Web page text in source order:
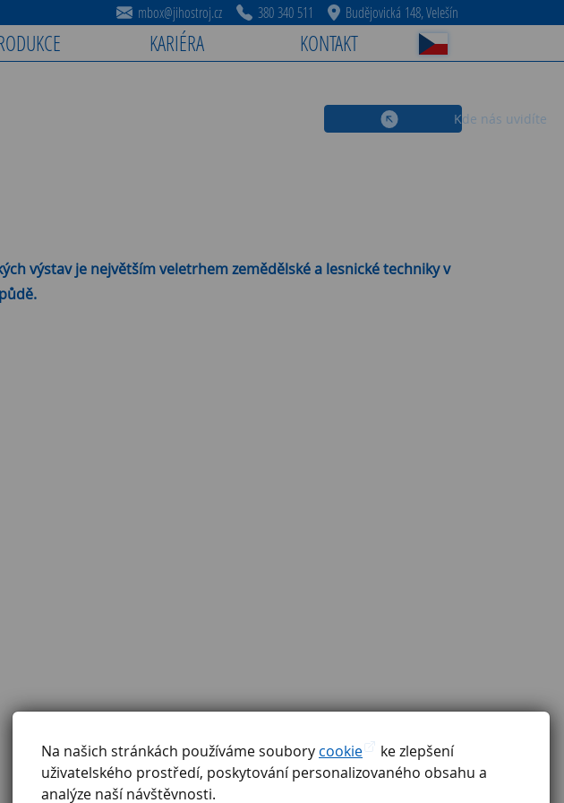
Na našich stránkách používáme soubory cookie
ke zlepšení
uživatelského prostředí, poskytování personalizovaného obsahu a
analýze naší návštěvnosti.
mbox@jihostroj.cz 380 340 511 Budějovická 148, Velešín
KARIÉRA KONTAKT
Kde nás uvidíte
výstav je největším veletrhem zemědělské a lesnické techniky v